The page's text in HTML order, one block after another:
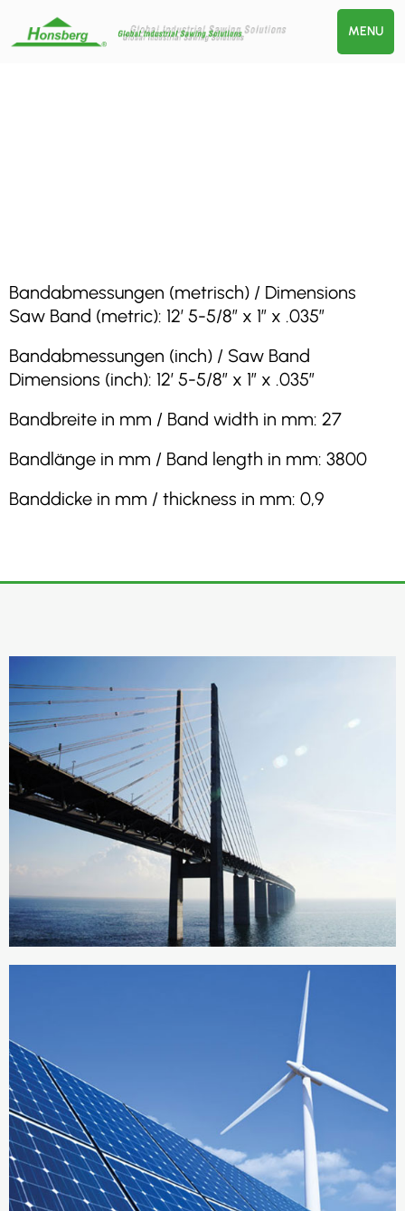
MENU
Bandabmessungen (metrisch) / Dimensions
Saw Band (metric): 12′ 5-5/8″ x 1″ x .035″
Bandabmessungen (inch) / Saw Band
Dimensions (inch): 12′ 5-5/8″ x 1″ x .035″
Bandbreite in mm / Band width in mm: 27
Bandlänge in mm / Band length in mm: 3800
Banddicke in mm / thickness in mm: 0,9